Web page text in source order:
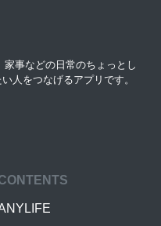
事などの日常のちょっとし
人をつなげるアプリです。